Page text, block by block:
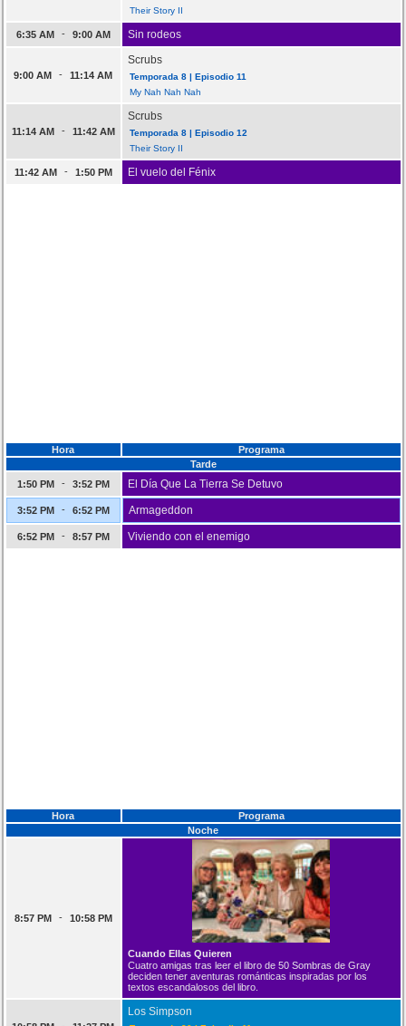
Their Story II
6:35 AM - 9:00 AM Sin rodeos
9:00 AM - 11:14 AM
Scrubs
Temporada 8 | Episodio 11
My Nah Nah Nah
11:14 AM - 11:42 AM
Scrubs
Temporada 8 | Episodio 12
Their Story II
11:42 AM - 1:50 PM El vuelo del Fénix
Hora
Programa
Tarde
1:50 PM
- 3:52 PM El Día Que La Tierra Se Detuvo
3:52 PM - 6:52 PM Armageddon
6:52 PM - 8:57 PM Viviendo con el enemigo
Hora
Programa
Noche
8:57 PM - 10:58 PM
Cuando Ellas Quieren
Cuatro amigas tras leer el libro de 50 Sombras de Gray
deciden tener aventuras románticas inspiradas por los
textos escandalosos del libro.
Los Simpson